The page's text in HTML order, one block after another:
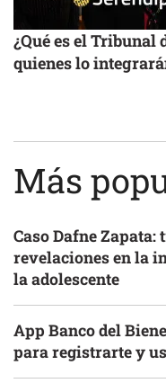
¿Qué es el
quienes lo
Más
Caso Dafne
revelaciones en la
la adolescente
App Banco del
para registrarte y